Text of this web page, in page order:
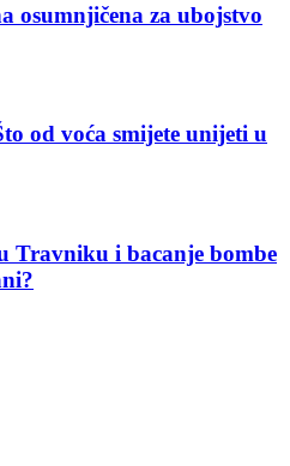
osumnjičena za ubojstvo
od voća smijete unijeti u
Travniku i bacanje bombe